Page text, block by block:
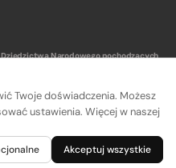
Narodowego pochodzących
Twoje doświadczenia. Możesz
ustawienia. Więcej w naszej
Akceptuj wszystkie